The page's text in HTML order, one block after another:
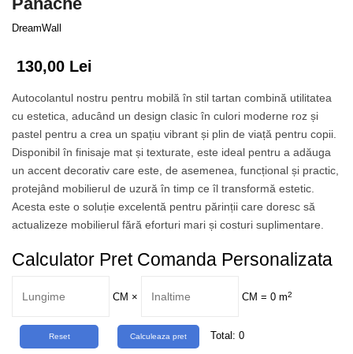
Watercolor
DreamWall
130,00 Lei
Autocolantul nostru pentru mobilă în stil tartan combină utilitatea
cu estetica, aducând un design clasic în culori moderne roz și
pastel pentru a crea un spațiu vibrant și plin de viață pentru copii.
Disponibil în finisaje mat și texturate, este ideal pentru a adăuga
un accent decorativ care este, de asemenea, funcțional și practic,
protejând mobilierul de uzură în timp ce îl transformă estetic.
Acesta este o soluție excelentă pentru părinții care doresc să
actualizeze mobilierul fără eforturi mari și costuri suplimentare.
Calculator Pret Comanda Personalizata
CM × CM = 0 m2
Total: 0